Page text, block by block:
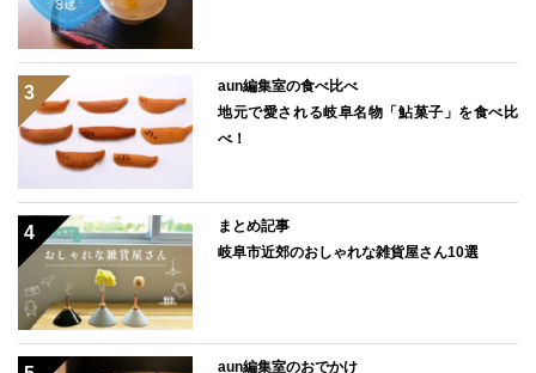
aun編集室の食べ比べ
地元で愛される岐阜名物「鮎菓子」を食べ比
べ！
まとめ記事
岐阜市近郊のおしゃれな雑貨屋さん10選
aun編集室のおでかけ